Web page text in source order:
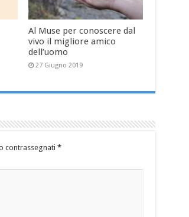
Al Muse per conoscere dal
vivo il migliore amico
dell’uomo
27 Giugno 2019
contrassegnati *